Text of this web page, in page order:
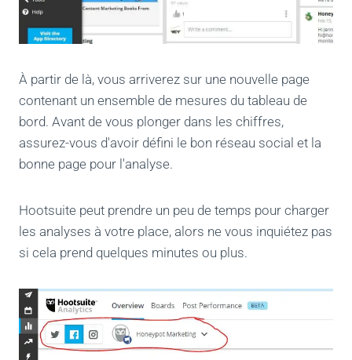
À partir de là, vous arriverez sur une nouvelle page
contenant un ensemble de mesures du tableau de
bord. Avant de vous plonger dans les chiffres,
assurez-vous d'avoir défini le bon réseau social et la
bonne page pour l'analyse.
Hootsuite peut prendre un peu de temps pour charger
les analyses à votre place, alors ne vous inquiétez pas
si cela prend quelques minutes ou plus.